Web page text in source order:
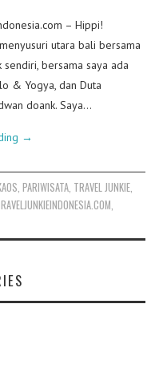
– Hippi!
utara bali bersama
bersama saya ada
& Yogya, dan Duta
doank. Saya…
→
PARIWISATA, TRAVEL JUNKIE,